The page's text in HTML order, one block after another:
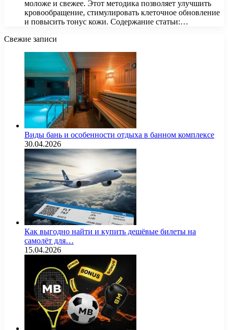
моложе и свежее. Этот методика позволяет улучшить
кровообращение, стимулировать клеточное обновление
и повысить тонус кожи. Содержание статьи:…
Свежие записи
Виды бань и особенности отдыха в банном комплексе
30.04.2026
Как выгодно найти и купить дешёвые билеты на
самолёт для…
15.04.2026